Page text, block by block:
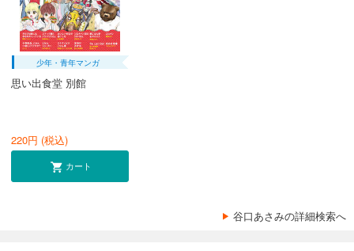
少年・青年マンガ
思い出食堂 別館
220円 (税込)
カート
谷口あさみの詳細検索へ